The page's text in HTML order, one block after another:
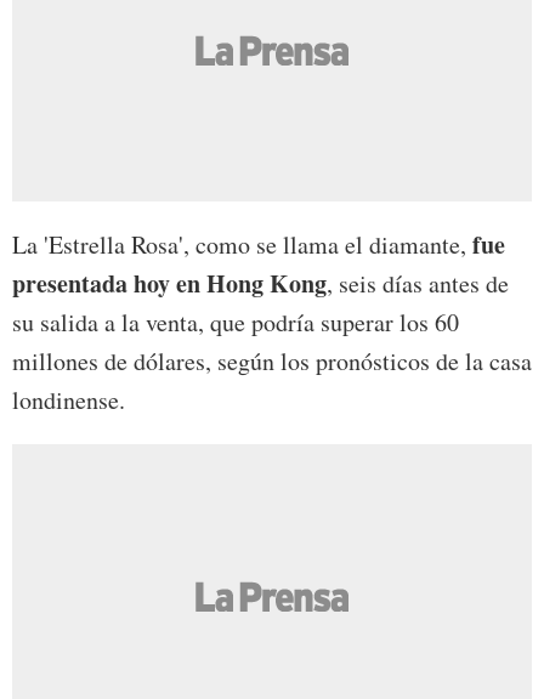
La 'Estrella Rosa', como se llama el diamante, fue
presentada hoy en Hong Kong, seis días antes de
su salida a la venta, que podría superar los 60
millones de dólares, según los pronósticos de la casa
londinense.